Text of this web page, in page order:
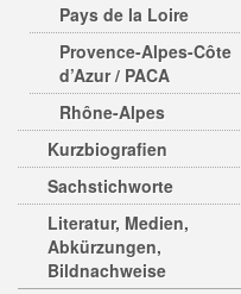
Pays de la Loire
Provence-Alpes-Côte
d’Azur / PACA
Rhône-Alpes
Kurzbiografien
Sachstichworte
Literatur, Medien,
Abkürzungen,
Bildnachweise